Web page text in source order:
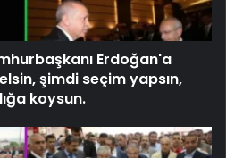
Erdoğan'a
şimdi seçim yapsın,
koysun.